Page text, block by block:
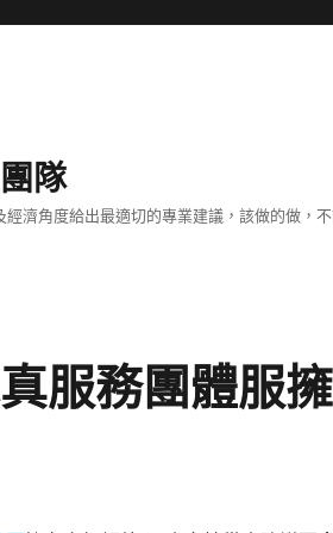
隊
濟角度給出最適切的專業建議，該做的做，
服務團體服